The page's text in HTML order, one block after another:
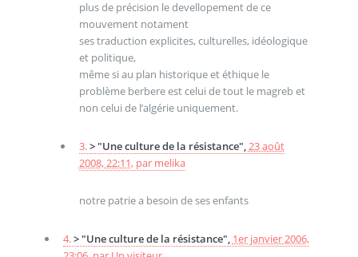
plus de précision le devellopement de ce
mouvement notament
ses traduction explicites, culturelles, idéologique
et politique,
même si au plan historique et éthique le
problème berbere est celui de tout le magreb et
non celui de l’algérie uniquement.
3.> "Une culture de la résistance",23 août
2008, 22:11, par melika
notre patrie a besoin de ses enfants
4.> "Une culture de la résistance", 1er janvier 2006,